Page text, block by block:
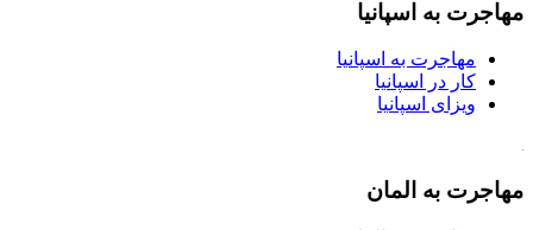
مهاجرت به اسپانیا
مهاجرت به اسپانیا
کار در اسپانیا
ویزای اسپانیا
مهاجرت به المان